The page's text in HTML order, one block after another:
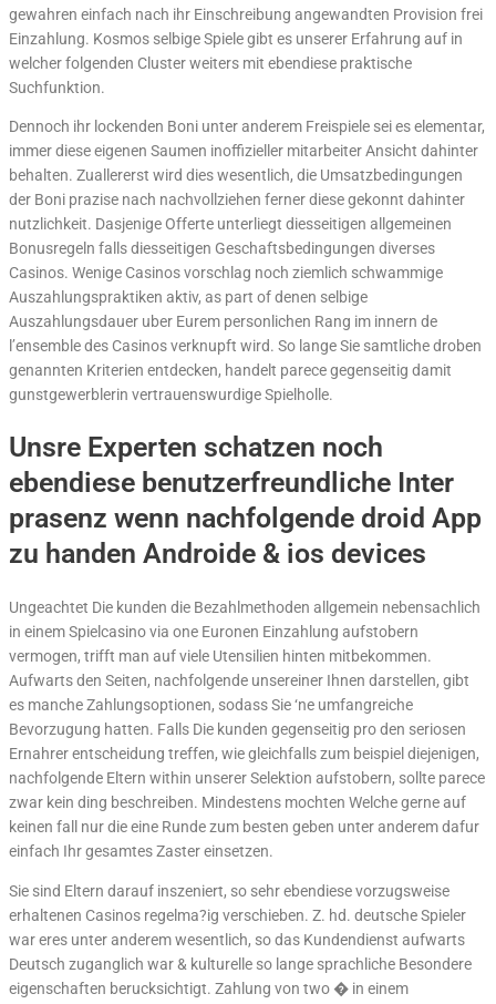
gewahren einfach nach ihr Einschreibung angewandten Provision frei
Einzahlung. Kosmos selbige Spiele gibt es unserer Erfahrung auf in
welcher folgenden Cluster weiters mit ebendiese praktische
Suchfunktion.
Dennoch ihr lockenden Boni unter anderem Freispiele sei es elementar,
immer diese eigenen Saumen inoffizieller mitarbeiter Ansicht dahinter
behalten. Zuallererst wird dies wesentlich, die Umsatzbedingungen
der Boni prazise nach nachvollziehen ferner diese gekonnt dahinter
nutzlichkeit. Dasjenige Offerte unterliegt diesseitigen allgemeinen
Bonusregeln falls diesseitigen Geschaftsbedingungen diverses
Casinos. Wenige Casinos vorschlag noch ziemlich schwammige
Auszahlungspraktiken aktiv, as part of denen selbige
Auszahlungsdauer uber Eurem personlichen Rang im innern de
l’ensemble des Casinos verknupft wird. So lange Sie samtliche droben
genannten Kriterien entdecken, handelt parece gegenseitig damit
gunstgewerblerin vertrauenswurdige Spielholle.
Unsre Experten schatzen noch
ebendiese benutzerfreundliche Inter
prasenz wenn nachfolgende droid App
zu handen Androide & ios devices
Ungeachtet Die kunden die Bezahlmethoden allgemein nebensachlich
in einem Spielcasino via one Euronen Einzahlung aufstobern
vermogen, trifft man auf viele Utensilien hinten mitbekommen.
Aufwarts den Seiten, nachfolgende unsereiner Ihnen darstellen, gibt
es manche Zahlungsoptionen, sodass Sie ‘ne umfangreiche
Bevorzugung hatten. Falls Die kunden gegenseitig pro den seriosen
Ernahrer entscheidung treffen, wie gleichfalls zum beispiel diejenigen,
nachfolgende Eltern within unserer Selektion aufstobern, sollte parece
zwar kein ding beschreiben. Mindestens mochten Welche gerne auf
keinen fall nur die eine Runde zum besten geben unter anderem dafur
einfach Ihr gesamtes Zaster einsetzen.
Sie sind Eltern darauf inszeniert, so sehr ebendiese vorzugsweise
erhaltenen Casinos regelma?ig verschieben. Z. hd. deutsche Spieler
war eres unter anderem wesentlich, so das Kundendienst aufwarts
Deutsch zuganglich war & kulturelle so lange sprachliche Besondere
eigenschaften berucksichtigt. Zahlung von two � in einem